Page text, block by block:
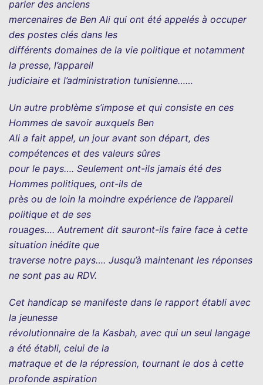
parler des anciens
mercenaires de Ben Ali qui ont été appelés à occuper
des postes clés dans les
différents domaines de la vie politique et notamment
la presse, l’appareil
judiciaire et l’administration tunisienne……
Un autre problème s’impose et qui consiste en ces
Hommes de savoir auxquels Ben
Ali a fait appel, un jour avant son départ, des
compétences et des valeurs sûres
pour le pays…. Seulement ont-ils jamais été des
Hommes politiques, ont-ils de
près ou de loin la moindre expérience de l’appareil
politique et de ses
rouages…. Autrement dit sauront-ils faire face à cette
situation inédite que
traverse notre pays…. Jusqu’à maintenant les réponses
ne sont pas au RDV.
Cet handicap se manifeste dans le rapport établi avec
la jeunesse
révolutionnaire de la Kasbah, avec qui un seul langage
a été établi, celui de la
matraque et de la répression, tournant le dos à cette
profonde aspiration